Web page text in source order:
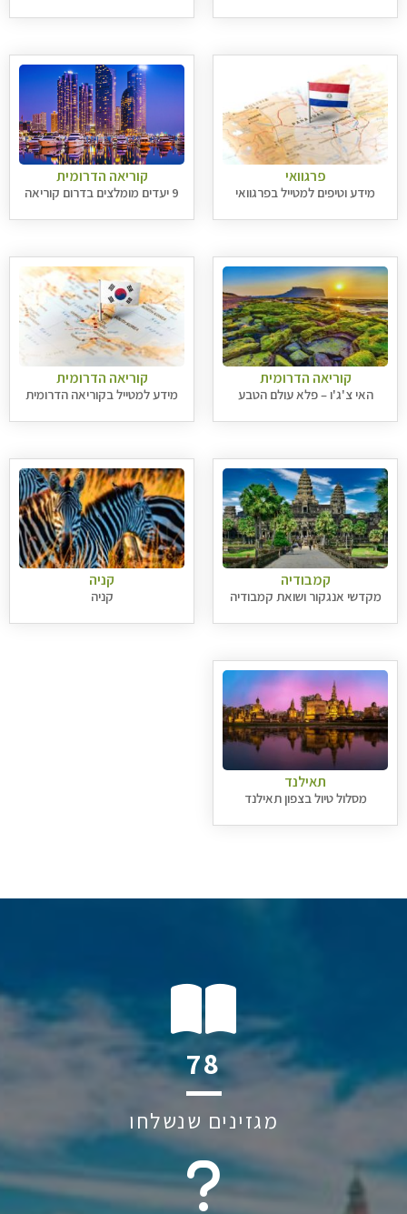
פרגוואי
מידע וטיפים למטייל בפרגוואי
קוריאה הדרומית
9 יעדים מומלצים בדרום קוריאה
קוריאה הדרומית
האי צ'ג'ו – פלא עולם הטבע
קוריאה הדרומית
מידע למטייל בקוריאה הדרומית
קמבודיה
מקדשי אנגקור ושואת קמבודיה
קניה
קניה
תאילנד
מסלול טיול בצפון תאילנד
140
מגזינים שנשלחו